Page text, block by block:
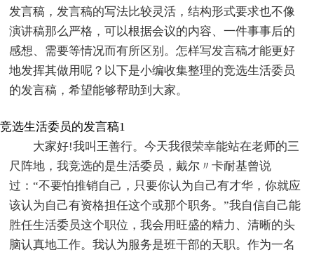
发言稿，发言稿的写法比较灵活，结构形式要求也不像
演讲稿那么严格，可以根据会议的内容、一件事事后的
感想、需要等情况而有所区别。怎样写发言稿才能更好
地发挥其做用呢？以下是小编收集整理的竞选生活委员
的发言稿，希望能够帮助到大家。
竞选生活委员的发言稿1
大家好!我叫王善行。今天我很荣幸能站在老师的三
尺阵地，我竞选的是生活委员，戴尔〃卡耐基曾说
过：“不要怕推销自己，只要你认为自己有才华，你就应
该认为自己有资格担任这个或那个职务。”我自信自己能
胜任生活委员这个职位，我会用旺盛的精力、清晰的头
脑认真地工作。我认为服务是班干部的天职。作为一名